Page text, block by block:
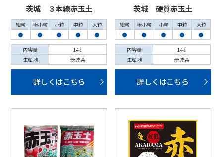
茨城 ３本線赤玉土
細粒 極小粒 小粒 中粒
大粒
●
● ● ●
●
内容量
14ℓ
生産地
茨城県
詳しくはこちら
茨城 硬質赤玉土
細粒 極小粒 小粒 中粒
大粒
●
● ● ●
●
内容量
14ℓ
生産地
茨城県
詳しくはこちら